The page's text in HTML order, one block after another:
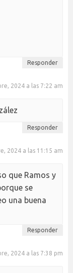
Responder
2024 a las 7:22 am
Responder
2024 a las 11:15 am
que Ramos y
se
una buena
Responder
2024 a las 7:38 pm